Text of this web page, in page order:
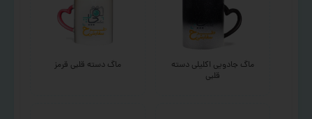
ماگ جادویی اکلیلی دسته
قلبی
ماگ دسته قلبی قرمز